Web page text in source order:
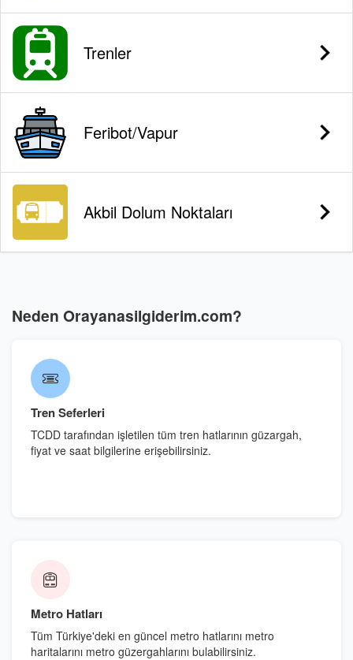
Trenler
Feribot/Vapur
Akbil Dolum Noktaları
Neden Orayanasilgiderim.com?
Tren Seferleri
TCDD tarafından işletilen tüm tren hatlarının güzargah,
fiyat ve saat bilgilerine erişebilirsiniz.
Metro Hatları
Tüm Türkiye'deki en güncel metro hatlarını metro
haritalarını metro güzergahlarını bulabilirsiniz.